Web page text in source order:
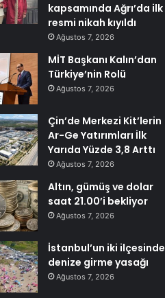
kapsamında Ağrı’da ilk
resmi nikah kıyıldı
Ağustos 7, 2026
MİT Başkanı Kalın’dan
Türkiye’nin Rolü
Ağustos 7, 2026
Çin’de Merkezi Kit’lerin
Ar-Ge Yatırımları İlk
Yarıda Yüzde 3,8 Arttı
Ağustos 7, 2026
Altın, gümüş ve dolar
saat 21.00’i bekliyor
Ağustos 7, 2026
İstanbul’un iki ilçesinde
denize girme yasağı
Ağustos 7, 2026